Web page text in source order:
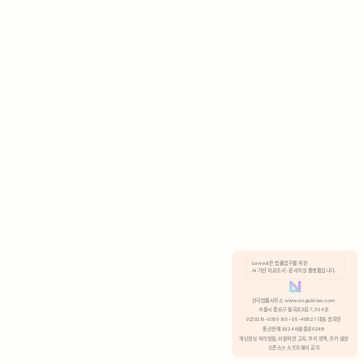
분석 쿠키 허용
Lawvot은 법률업무를 위한
AI 기반 자료조사 · 문서작성 플랫폼입니다.
안국법률사무소 www.anguklaw.com
서울시 종로구 율곡로2길 7, 304호
02)3210-3330 105-05-48527 대표 정희찬
통신판매 2024서울종로0248
개인정보 처리방침, 이용약관 고지, 쿠키 정책, 쿠키 설정
오픈소스 소프트웨어 공지